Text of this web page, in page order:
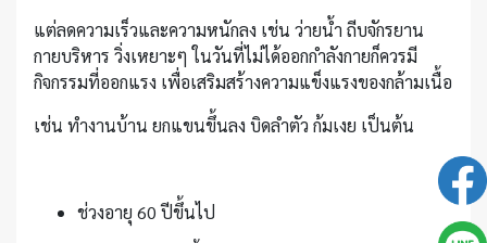
แต่ลดความเร็วและความหนักลง เช่น ว่ายน้ำ ถีบจักรยาน
กายบริหาร วิ่งเหยาะๆ ในวันที่ไม่ได้ออกกำลังกายก็ควรมี
กิจกรรมที่ออกแรง เพื่อเสริมสร้างความแข็งแรงของกล้ามเนื้อ
เช่น ทำงานบ้าน ยกแขนขึ้นลง บิดลำตัว ก้มเงย เป็นต้น
ช่วงอายุ 60 ปีขึ้นไป